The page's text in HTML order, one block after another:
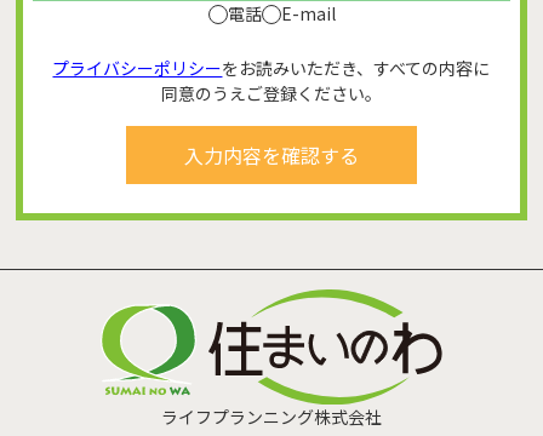
電話 E-mail
プライバシーポリシーをお読みいただき、すべての内容に
同意のうえご登録ください。
ライフプランニング株式会社